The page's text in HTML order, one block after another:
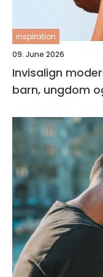
inspiration
09. June 2026
Invisalign moderne, usynlig tannregulering for
barn, ungdom